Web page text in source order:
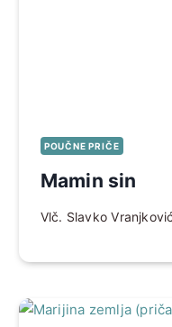
POUČNE PRIČE
Mamin sin
Vlč. Slavko Vranjković